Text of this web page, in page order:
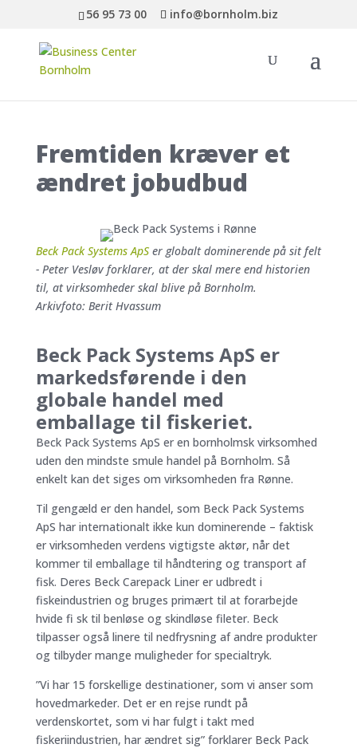
56 95 73 00 info@bornholm.biz
Fremtiden kræver et
ændret jobudbud
Beck Pack Systems ApSer globalt dominerende på sit felt
- Peter Vesløv forklarer, at der skal mere end historien
til, at virksomheder skal blive på Bornholm.
Arkivfoto: Berit Hvassum
Beck Pack Systems ApS er
markedsførende i den
globale handel med
emballage til fiskeriet.
Beck Pack Systems ApS er en bornholmsk virksomhed
uden den mindste smule handel på Bornholm. Så
enkelt kan det siges om virksomheden fra Rønne.
Til gengæld er den handel, som Beck Pack Systems
ApS har internationalt ikke kun dominerende – faktisk
er virksomheden verdens vigtigste aktør, når det
kommer til emballage til håndtering og transport af
fisk. Deres Beck Carepack Liner er udbredt i
fiskeindustrien og bruges primært til at forarbejde
hvide fi sk til benløse og skindløse fileter. Beck
tilpasser også linere til nedfrysning af andre produkter
og tilbyder mange muligheder for specialtryk.
”Vi har 15 forskellige destinationer, som vi anser som
hovedmarkeder. Det er en rejse rundt på
verdenskortet, som vi har fulgt i takt med
fiskeriindustrien, har ændret sig” forklarer Beck Pack